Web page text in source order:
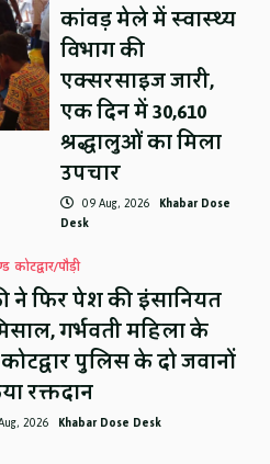
कांवड़ मेले में स्वास्थ्य
विभाग की
एक्सरसाइज जारी,
एक दिन में 30,610
श्रद्धालुओं का मिला
उपचार
09 Aug, 2026 Khabar Dose
Desk
कोटद्वार/पौड़ी
ने फिर पेश की इंसानियत
गर्भवती महिला के
पुलिस के दो जवानों
रक्तदान
2026 Khabar Dose Desk